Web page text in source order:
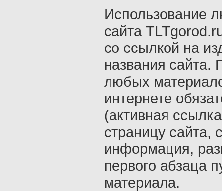
Использование
сайта
со ссылкой на
названия сайта.
любых
интернете
(активная
страницу сайта,
информация,
первого абзаца
материала.